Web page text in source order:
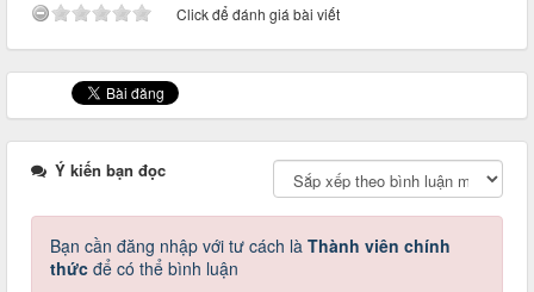
Click để đánh giá bài viết
Ý kiến bạn đọc
Bạn cần đăng nhập với tư cách là Thành viên chính
thức để có thể bình luận